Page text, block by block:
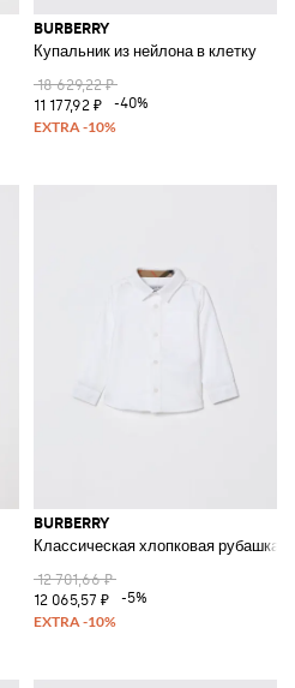
BURBERRY
Купальник из нейлона в клетку
18 629,22 ₽
11 177,92 ₽
-40%
BURBERRY
Классическая хлопковая рубашка
12 701,66 ₽
12 065,57 ₽
-5%